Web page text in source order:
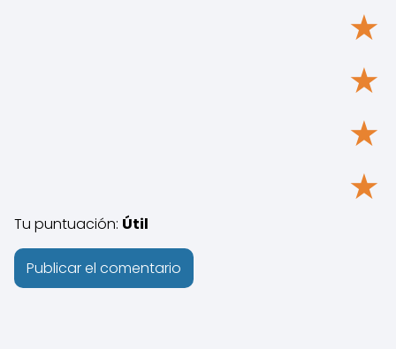
★
★
★
★
Tu puntuación: Útil